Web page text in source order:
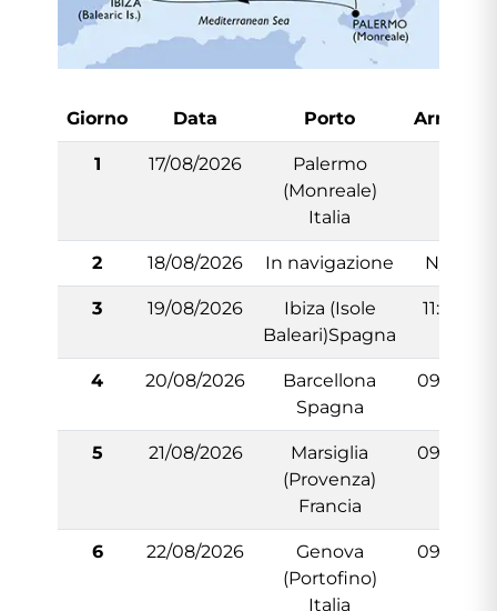
Giorno Data Porto Arrivo
1 17/08/2026
Palermo
(Monreale)
Italia
2 18/08/2026 In navigazione N/:A
3 19/08/2026
Ibiza (Isole
Baleari)Spagna
11:30
4 20/08/2026
Barcellona
Spagna
09:00
5 21/08/2026
Marsiglia
(Provenza)
Francia
09:00
6 22/08/2026
Genova
(Portofino)
Italia
09:00